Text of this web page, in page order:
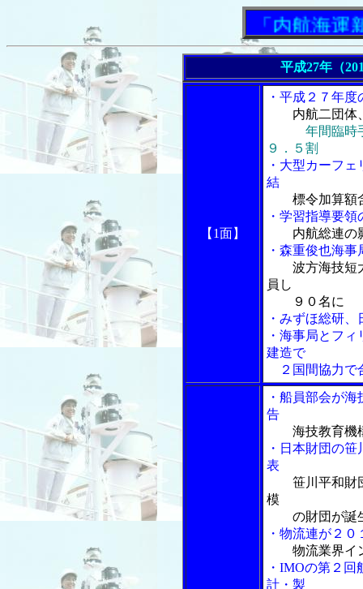
「内航海運新聞
平成27年（
【1面】
・平成２７年
内航二団体
年間臨時
９．５割
・大型カーフ
結
標令加算額
・学習指導要
内航総連の
・森重俊也海
波方海技短
員し
９０名に
・みずほ総研
・海事局とフ
建造で
２国間協力で
・船員部会が
告
海技教育機
・日本財団の
表
笹川平和財
模
の財団が誕
・物流連が２
物流業界イ
・IMOの第２
計・製